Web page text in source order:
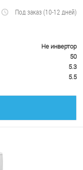
Под заказ (10-12 дней)
Не инвертор
50
5.3
5.5